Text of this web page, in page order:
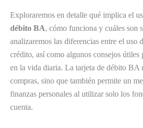
Exploraremos en detalle qué implica el
débito BA, cómo funciona y cuáles son
analizaremos las diferencias entre el uso
crédito, así como algunos consejos útiles
en la vida diaria. La tarjeta de débito BA
compras, sino que también permite un
finanzas personales al utilizar solo los
cuenta.